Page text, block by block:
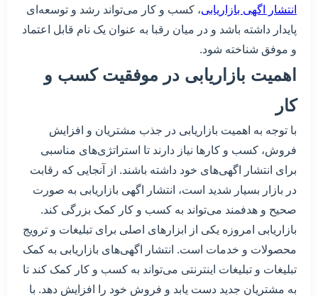
انتشار اگهی بازاریابی، کسب و کار می‌تواند رشد و توسعه‌ای
پایدار داشته باشد و در میان رقبا به عنوان یک نام قابل اعتماد
و موفق شناخته شود.
اهمیت بازاریابی در موفقیت کسب و
کار
با توجه به اهمیت بازاریابی در جذب مشتریان و افزایش
فروش، کسب و کارها نیاز دارند تا استراتژی‌های مناسبی
برای انتشار اگهی‌های خود داشته باشند. از آنجایی که رقابت
در بازار بسیار شدید است، انتشار اگهی بازاریابی به صورت
صحیح و هدفمند می‌تواند به کسب و کار کمک بزرگی کند.
بازاریابی امروزه یکی از ابزارهای اصلی برای تبلیغات و ترویج
محصولات و خدمات است. انتشار اگهی‌های بازاریابی به کمک
تبلیغات و تبلیغات اینترنتی می‌تواند به کسب و کار کمک کند تا
به مشتریان جدید دست یابد و فروش خود را افزایش دهد. با